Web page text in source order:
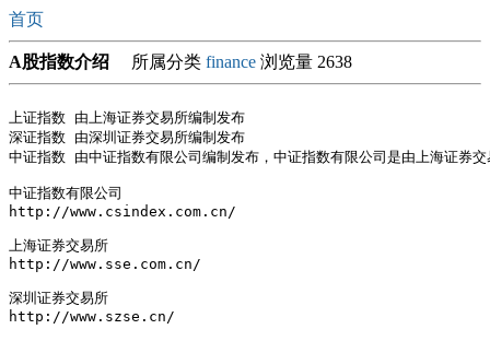
首页
A股指数介绍 所属分类 finance 浏览量 2638
上证指数 由上海证券交易所编制发布
深证指数 由深圳证券交易所编制发布
中证指数 由中证指数有限公司编制发布，中证指数有限公司是由上海证券
中证指数有限公司
http://www.csindex.com.cn/
上海证券交易所
http://www.sse.com.cn/
深圳证券交易所
http://www.szse.cn/